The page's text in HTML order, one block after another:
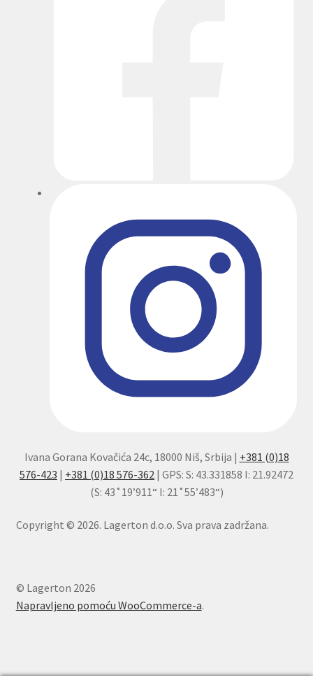
Ivana Gorana Kovačića 24c, 18000 Niš, Srbija | +381 (0)18
576-423 | +381 (0)18 576-362 | GPS: S: 43.331858 I: 21.92472
(S: 43˚19’911“ I: 21˚55’483“)
Copyright © 2026. Lagerton d.o.o. Sva prava zadržana.
© Lagerton 2026
Napravljeno pomoću WooCommerce-a.